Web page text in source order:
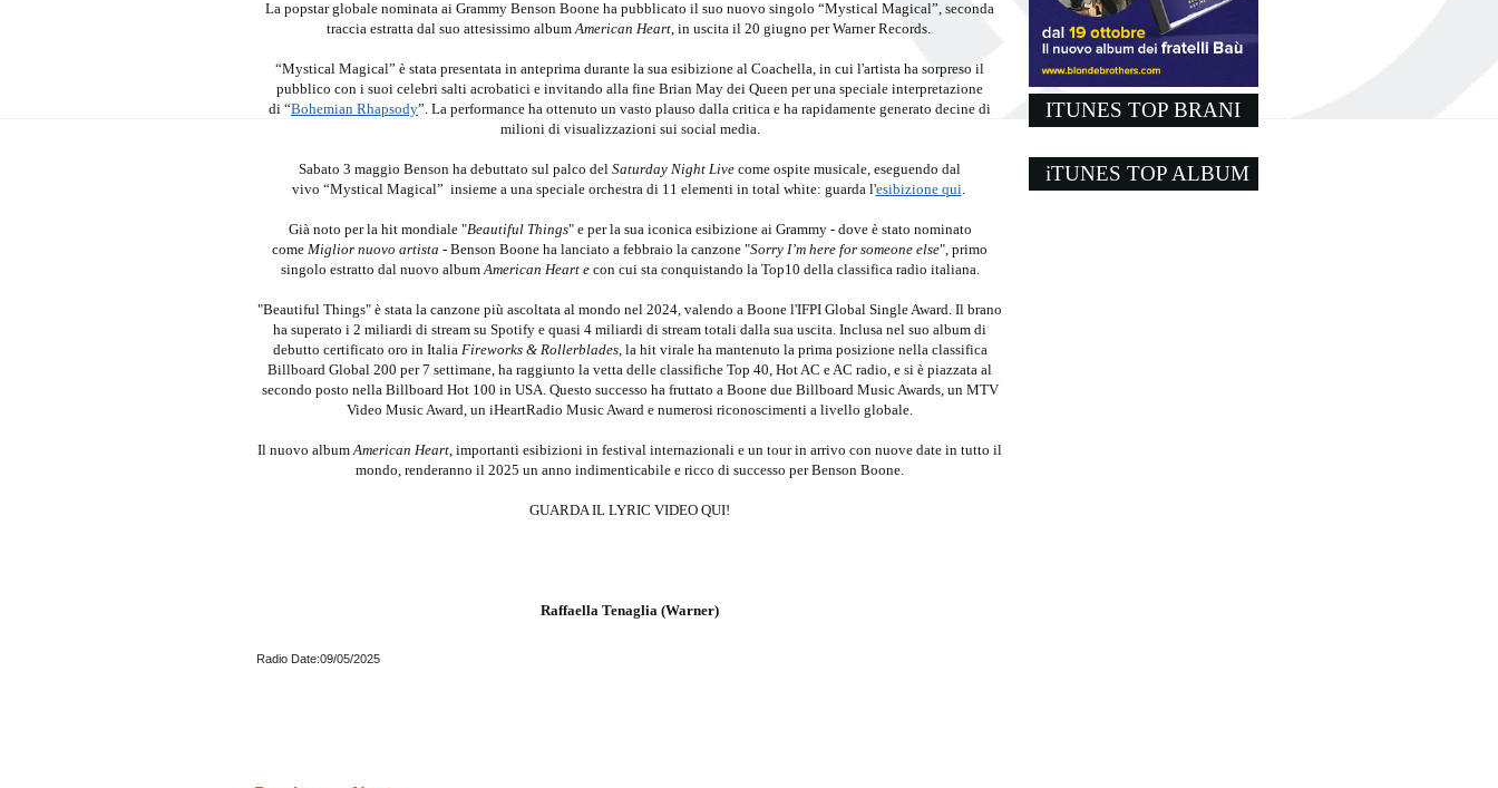
ITUNES TOP BRANI
iTUNES TOP ALBUM
La popstar globale nominata ai Grammy Benson Boone ha pubblicato il suo nuovo singolo “Mystical Magical”, seconda
traccia estratta dal suo attesissimo albumAmerican Heart, in uscita il 20 giugno per Warner Records.
“Mystical Magical” è stata presentata in anteprima durante la sua esibizione al Coachella, in cui l'artista ha sorpreso il
pubblico con i suoi celebri salti acrobatici e invitando alla fine Brian May dei Queen per una speciale interpretazione
di “Bohemian Rhapsody”. La performance ha ottenuto un vasto plauso dalla critica e ha rapidamente generato decine di
milioni di visualizzazioni sui social media.
Sabato 3 maggio Benson ha debuttato sul palco del Saturday Night Live come ospite musicale, eseguendo dal
vivo “Mystical Magical” insieme a una speciale orchestra di 11 elementi in total white: guarda l'esibizione qui.
Già noto per la hit mondiale "Beautiful Things" e per la sua iconica esibizione ai Grammy - dove è stato nominato
come Miglior nuovo artista - Benson Boone ha lanciato a febbraio la canzone "Sorry I’m here for someone else", primo
singolo estratto dal nuovo albumAmerican Heart e con cui sta conquistando la Top10 della classifica radio italiana.
"Beautiful Things" è stata la canzone più ascoltata al mondo nel 2024, valendo a Boone l'IFPI Global Single Award. Il brano
ha superato i 2 miliardi di stream su Spotify e quasi 4 miliardi di stream totali dalla sua uscita. Inclusa nel suo album di
debutto certificato oro in Italia Fireworks & Rollerblades, la hit virale ha mantenuto la prima posizione nella classifica
Billboard Global 200 per 7 settimane, ha raggiunto la vetta delle classifiche Top 40, Hot AC e AC radio, e si è piazzata al
secondo posto nella Billboard Hot 100 in USA. Questo successo ha fruttato a Boone due Billboard Music Awards, un MTV
Video Music Award, un iHeartRadio Music Award e numerosi riconoscimenti a livello globale.
Il nuovo albumAmerican Heart, importanti esibizioni in festival internazionali e un tour in arrivo con nuove date in tutto il
mondo, renderanno il 2025 un anno indimenticabile e ricco di successo per Benson Boone.
GUARDA IL LYRIC VIDEO QUI!
Raffaella Tenaglia (Warner)
Radio Date:09/05/2025